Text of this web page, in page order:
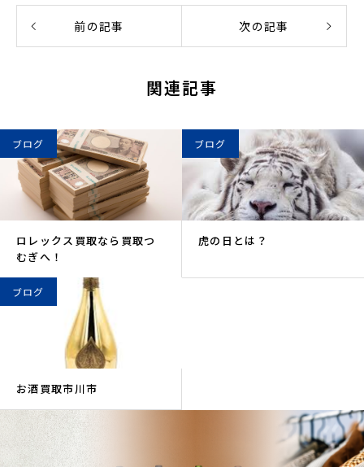
前の記事 次の記事
関連記事
ブログ
ロレックス買取なら買取つ
むぎへ！
ブログ
虎の日とは？
ブログ
お酒買取市川市